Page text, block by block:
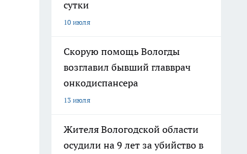
сутки
10 июля
Скорую помощь Вологды
возглавил бывший главврач
онкодиспансера
13 июля
Жителя Вологодской области
осудили на 9 лет за убийство в